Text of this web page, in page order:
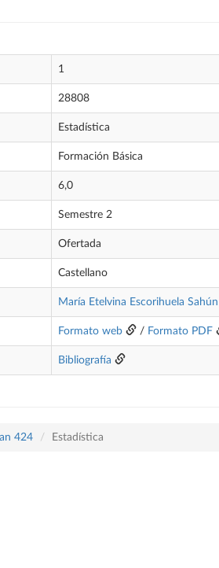
1
28808
Estadística
Formación Básica
6,0
Semestre 2
Ofertada
Castellano
María Etelvina Escorihuela Sahún
Formato web / Formato PDF
Bibliografía
424 Estadística